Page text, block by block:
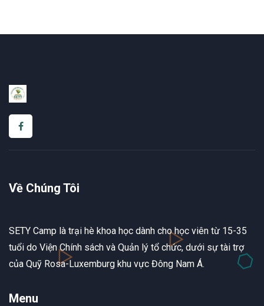
Về Chúng Tôi
SETY Camp là trại hè khoa học dành cho học viên từ 15-35
tuổi do Viện Chính sách và Quản lý tổ chức, dưới sự tài trợ
của Quỹ Rosa-Luxemburg khu vực Đông Nam Á.
Menu